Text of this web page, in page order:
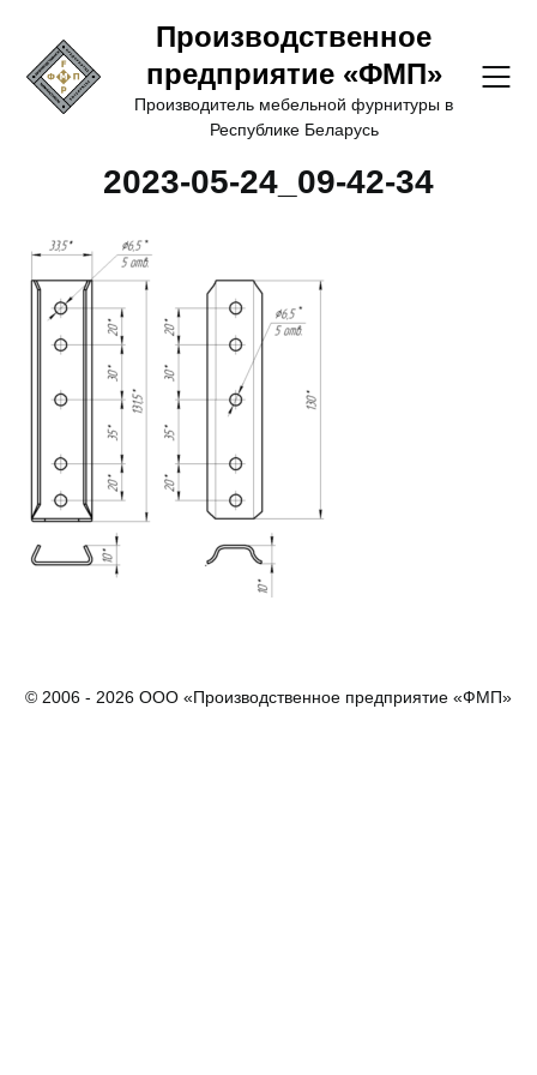
содержимому
Производственное
предприятие «ФМП»
Производитель мебельной фурнитуры в
Республике Беларусь
2023-05-24_09-42-34
© 2006 - 2026 ООО «Производственное предприятие «ФМП»